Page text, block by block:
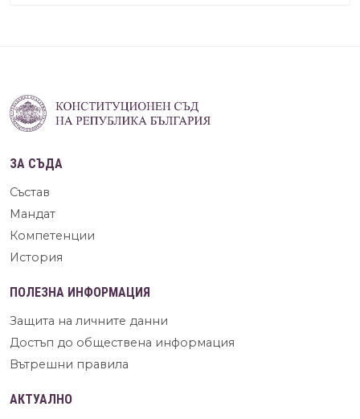
ЗА СЪДА
Състав
Мандат
Компетенции
История
ПОЛЕЗНА ИНФОРМАЦИЯ
Защита на личните данни
Достъп до обществена информация
Вътрешни правила
АКТУАЛНО